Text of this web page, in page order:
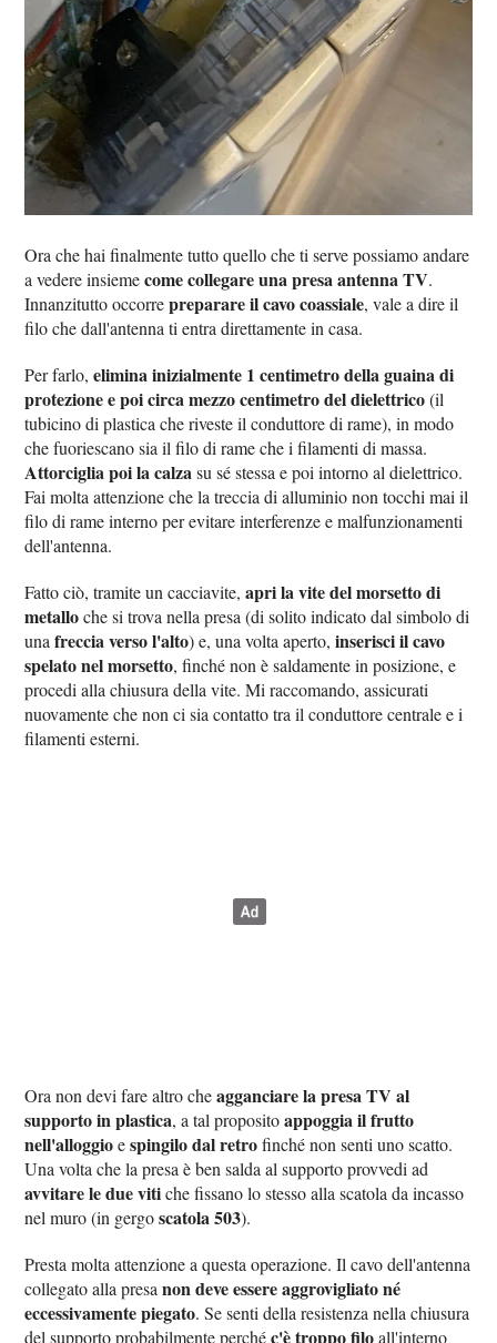
Ora che hai finalmente tutto quello che ti serve possiamo andare
a vedere insiemecome collegare una presa antenna TV.
Innanzitutto occorrepreparare il cavo coassiale, vale a dire il
filo che dall'antenna ti entra direttamente in casa.
Per farlo,elimina inizialmente 1 centimetro della guaina di
protezione e poi circa mezzo centimetro del dielettrico(il
tubicino di plastica che riveste il conduttore di rame), in modo
che fuoriescano sia il filo di rame che i filamenti di massa.
Attorciglia poi la calzasu sé stessa e poi intorno al dielettrico.
Fai molta attenzione che la treccia di alluminio non tocchi mai il
filo di rame interno per evitare interferenze e malfunzionamenti
dell'antenna.
Fatto ciò, tramite un cacciavite,apri la vite del morsetto di
metalloche si trova nella presa (di solito indicato dal simbolo di
unafreccia verso l'alto) e, una volta aperto,inserisci il cavo
spelato nel morsetto, finché non è saldamente in posizione, e
procedi alla chiusura della vite. Mi raccomando, assicurati
nuovamente che non ci sia contatto tra il conduttore centrale e i
filamenti esterni.
Ora non devi fare altro cheagganciare la presa TV al
supporto in plastica, a tal propositoappoggia il frutto
nell'alloggioespingilo dal retrofinché non senti uno scatto.
Una volta che la presa è ben salda al supporto provvedi ad
avvitare le due vitiche fissano lo stesso alla scatola da incasso
nel muro (in gergoscatola 503).
Presta molta attenzione a questa operazione. Il cavo dell'antenna
collegato alla presanon deve essere aggrovigliato né
eccessivamente piegato. Se senti della resistenza nella chiusura
del supporto probabilmente perchéc'è troppo filoall'interno